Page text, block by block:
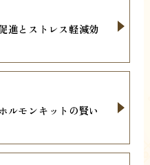
進とストレス軽減効
ルモンキットの賢い